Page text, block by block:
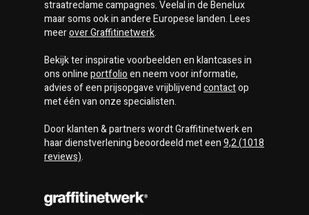
straatreclame campagnes. Veelal in de Benelux
maar soms ook in andere Europese landen. Lees
meeroverGraffitinetwerk.
Bekijk ter inspiratie voorbeelden en klantcases in
ons onlineportfolioen neem voor informatie,
advies of een prijsopgave vrijblijvendcontactop
met één van onze specialisten.
Door klanten & partners wordtGraffitinetwerken
haar dienstverlening beoordeeld met een9,2(1018
reviews).